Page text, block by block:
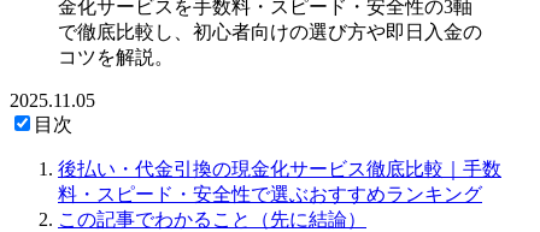
金化サービスを手数料・スピード・安全性の3軸
で徹底比較し、初心者向けの選び方や即日入金の
コツを解説。
2025.11.05
目次
後払い・代金引換の現金化サービス徹底比較｜手数
料・スピード・安全性で選ぶおすすめランキング
この記事でわかること（先に結論）